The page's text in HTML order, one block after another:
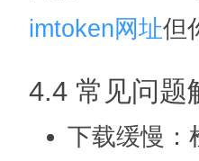
imtoken网址但
4.4 常见问题
下载缓慢：